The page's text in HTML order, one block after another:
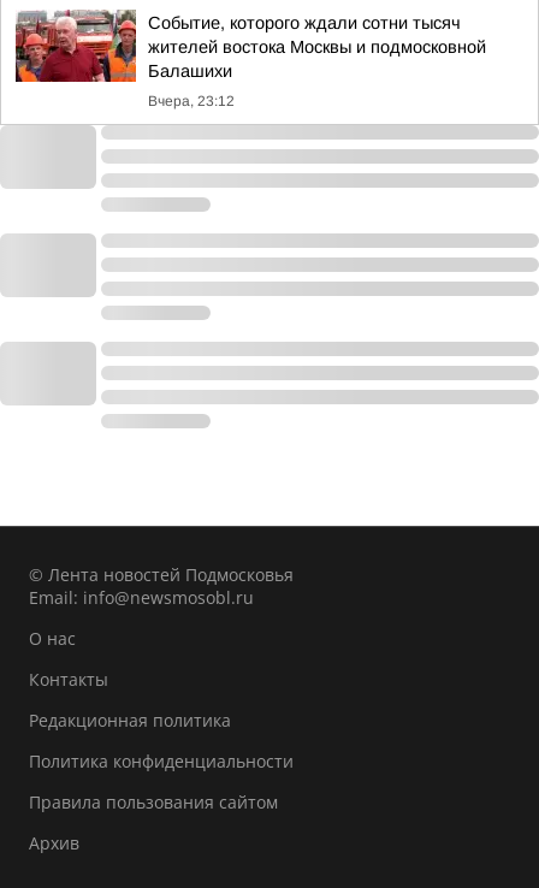
Событие, которого ждали сотни тысяч
жителей востока Москвы и подмосковной
Балашихи
Вчера, 23:12
© Лента новостей Подмосковья
Email: info@newsmosobl.ru
О нас
Контакты
Редакционная политика
Политика конфиденциальности
Правила пользования сайтом
Архив